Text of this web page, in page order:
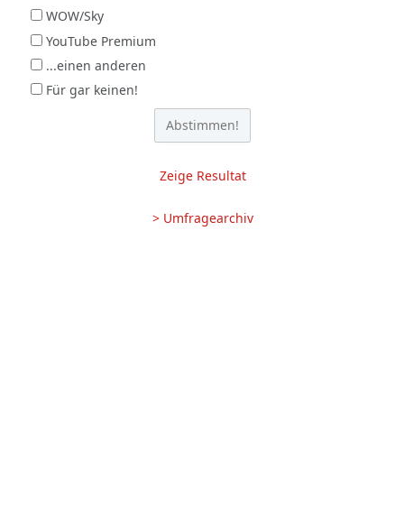
WOW/Sky
YouTube Premium
...einen anderen
Für gar keinen!
Zeige Resultat
> Umfragearchiv